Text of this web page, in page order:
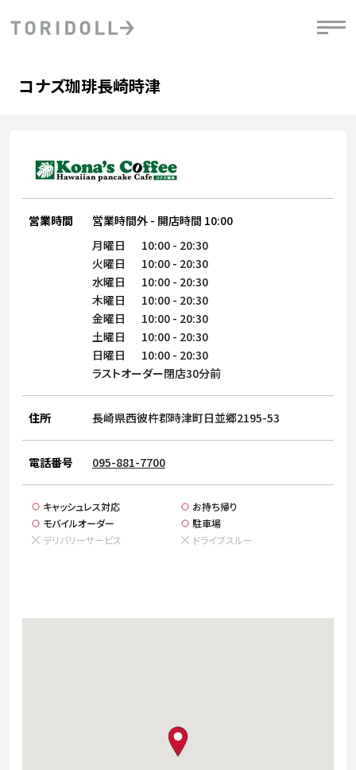
会社情報
経営理念
株主・投資家情報
サステナビリティ
ブランド
店舗検索
店舗一覧
採用情報
よくある質問・お問い合わせ
日本語 English
PRニュース
中長期経営計画
デジタルトランス
フォーメーション戦略
DXビジョン2028
トリドールのDX ～これまでとこれから～
ライブラリ
粟田社長が語る
トリドールのサステナビリティ
コミュニケーション
コナズ珈琲長崎時津
営業時間 営業時間外 - 開店時間 10:00
月曜日 10:00 - 20:30
火曜日
10:00 - 20:30
水曜日
10:00 - 20:30
木曜日
10:00 - 20:30
金曜日
10:00 - 20:30
土曜日
10:00 - 20:30
日曜日
10:00 - 20:30
ラストオーダー閉店30分前
住所 長崎県西彼杵郡時津町日並郷2195-53
電話番号 095-881-7700
キャッシュレス対応
お持ち帰り
モバイルオーダー
駐車場
デリバリーサービス
ドライブスルー
map pin